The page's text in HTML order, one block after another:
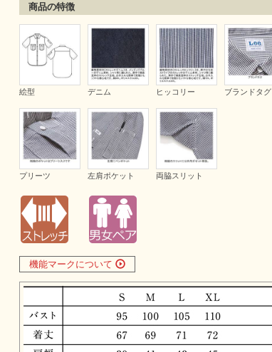
商品の特徴
絵型 デニム ヒッコリー ブランドタグ
プリーツ 左肩ポケット 両脇スリット
機能マークについて